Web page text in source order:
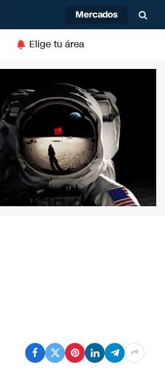
Mercados
Elige tu área